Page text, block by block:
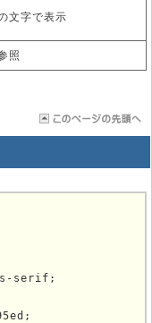
文字で表示
照
serif;